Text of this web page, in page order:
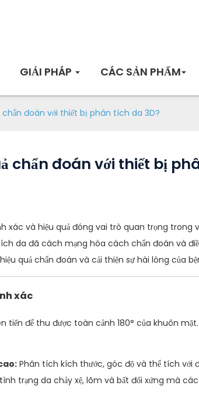
GIẢI PHÁP CÁC SẢN PHẨM
đoán với thiết bị phân tích da 3D?
chẩn đoán với thiết bị
và hiệu quả đóng vai trò quan trọng trong
da đã cách mạng hóa cách chẩn đoán và
quả chẩn đoán và cải thiện sự hài lòng của
xác
để thu được toàn cảnh 180° của khuôn
Phân tích kích thước, góc độ và thể tích với
trạng da chảy xệ, lõm và bất đối xứng mà